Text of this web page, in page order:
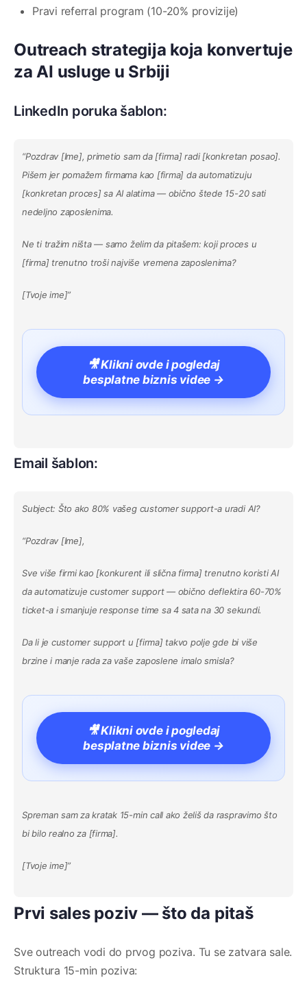
Pravi referral program (10-20% provizije)
Outreach strategija koja konvertuje
za AI usluge u Srbiji
LinkedIn poruka šablon:
“Pozdrav [Ime], primetio sam da [firma] radi [konkretan posao].
Pišem jer pomažem firmama kao [firma] da automatizuju
[konkretan proces] sa AI alatima — obično štede 15-20 sati
nedeljno zaposlenima.
Ne ti tražim ništa — samo želim da pitašem: koji proces u
[firma] trenutno troši najviše vremena zaposlenima?
[Tvoje ime]”
🎥 Klikni ovde i pogledaj
besplatne biznis videe →
Email šablon:
Subject: Što ako 80% vašeg customer support-a uradi AI?
“Pozdrav [Ime],
Sve više firmi kao [konkurent ili slična firma] trenutno koristi AI
da automatizuje customer support — obično deflektira 60-70%
ticket-a i smanjuje response time sa 4 sata na 30 sekundi.
Da li je customer support u [firma] takvo polje gde bi više
brzine i manje rada za vaše zaposlene imalo smisla?
🎥 Klikni ovde i pogledaj
besplatne biznis videe →
Spreman sam za kratak 15-min call ako želiš da raspravimo što
bi bilo realno za [firma].
[Tvoje ime]”
Prvi sales poziv — što da pitaš
Sve outreach vodi do prvog poziva. Tu se zatvara sale.
Struktura 15-min poziva: